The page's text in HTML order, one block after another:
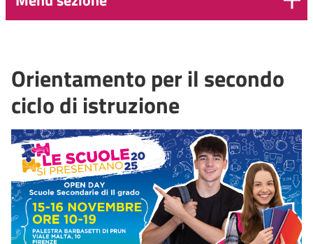
6-
Orientamento per il secondo
ciclo di istruzione